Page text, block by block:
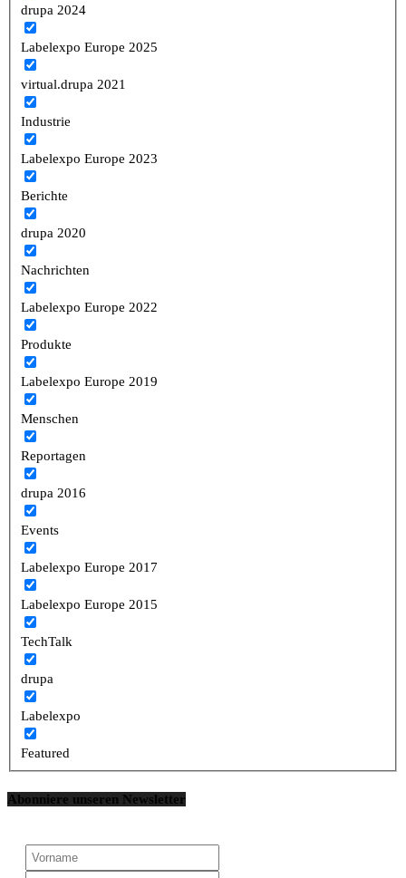
drupa 2024
Labelexpo Europe 2025
virtual.drupa 2021
Industrie
Labelexpo Europe 2023
Berichte
drupa 2020
Nachrichten
Labelexpo Europe 2022
Produkte
Labelexpo Europe 2019
Menschen
Reportagen
drupa 2016
Events
Labelexpo Europe 2017
Labelexpo Europe 2015
TechTalk
drupa
Labelexpo
Featured
Abonniere unseren Newsletter